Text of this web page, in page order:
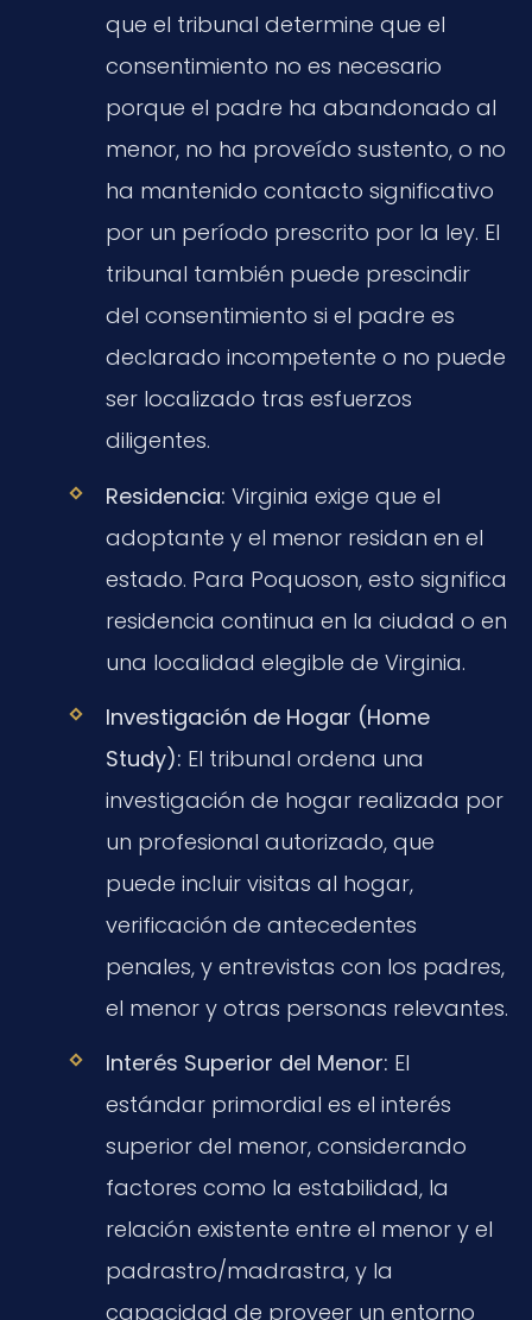
que el tribunal determine que el
consentimiento no es necesario
porque el padre ha abandonado al
menor, no ha proveído sustento, o no
ha mantenido contacto significativo
por un período prescrito por la ley. El
tribunal también puede prescindir
del consentimiento si el padre es
declarado incompetente o no puede
ser localizado tras esfuerzos
diligentes.
Residencia: Virginia exige que el
adoptante y el menor residan en el
estado. Para Poquoson, esto significa
residencia continua en la ciudad o en
una localidad elegible de Virginia.
Investigación de Hogar (Home
Study): El tribunal ordena una
investigación de hogar realizada por
un profesional autorizado, que
puede incluir visitas al hogar,
verificación de antecedentes
penales, y entrevistas con los padres,
el menor y otras personas relevantes.
Interés Superior del Menor: El
estándar primordial es el interés
superior del menor, considerando
factores como la estabilidad, la
relación existente entre el menor y el
padrastro/madrastra, y la
capacidad de proveer un entorno